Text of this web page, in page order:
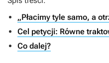
„Płacimy tyle samo, a
Cel petycji: Równe
Co dalej?